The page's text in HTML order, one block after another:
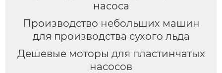
насоса
Производство небольших машин
для производства сухого льда
Дешевые моторы для пластинчатых
насосов